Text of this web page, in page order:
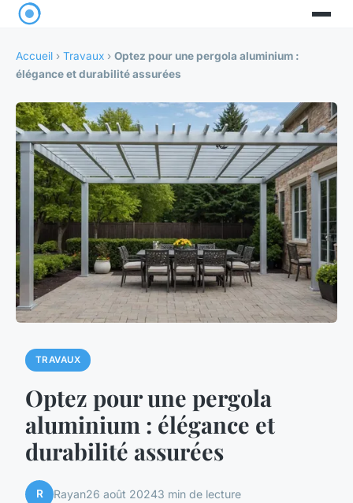
Accueil › Travaux › Optez pour une pergola aluminium :
élégance et durabilité assurées
TRAVAUX
Optez pour une pergola
aluminium : élégance et
durabilité assurées
R Rayan26 août 20243 min de lecture